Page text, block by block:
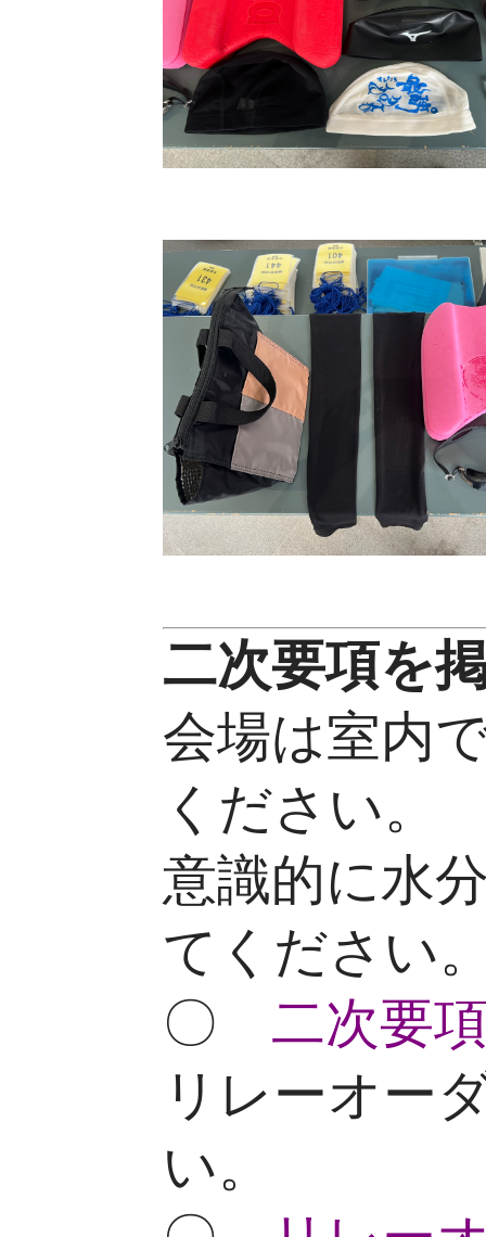
二次要項を
会場は室内
ください。
意識的に水
てください
〇 二次要
リレーオー
い。